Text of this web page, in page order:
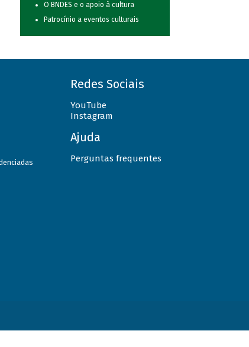
O BNDES e o apoio à cultura
Patrocínio a eventos culturais
Redes Sociais
YouTube
Instagram
Ajuda
Perguntas frequentes